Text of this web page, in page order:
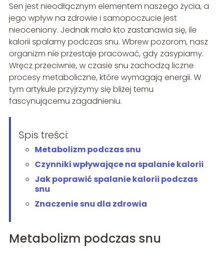
Sen jest nieodłącznym elementem naszego życia, a
jego wpływ na zdrowie i samopoczucie jest
nieoceniony. Jednak mało kto zastanawia się, ile
kalorii spalamy podczas snu. Wbrew pozorom, nasz
organizm nie przestaje pracować, gdy zasypiamy.
Wręcz przeciwnie, w czasie snu zachodzą liczne
procesy metaboliczne, które wymagają energii. W
tym artykule przyjrzymy się bliżej temu
fascynującemu zagadnieniu.
Spis treści:
Metabolizm podczas snu
Czynniki wpływające na spalanie kalorii
Jak poprawić spalanie kalorii podczas
snu
Znaczenie snu dla zdrowia
Metabolizm podczas snu